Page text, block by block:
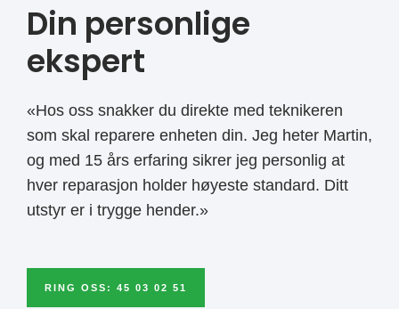
Din personlige
ekspert
«Hos oss snakker du direkte med teknikeren
som skal reparere enheten din. Jeg heter Martin,
og med 15 års erfaring sikrer jeg personlig at
hver reparasjon holder høyeste standard. Ditt
utstyr er i trygge hender.»
RING OSS: 45 03 02 51